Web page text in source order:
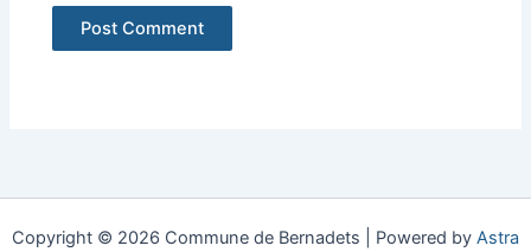
Copyright © 2026 Commune de Bernadets | Powered by Astra